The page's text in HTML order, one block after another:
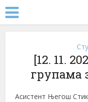
[12. 11.
групама
Асистент Његош